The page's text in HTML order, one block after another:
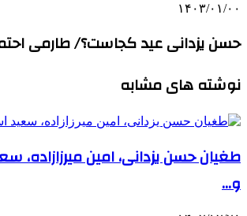
۱۴۰۳/۰۱/۰۰
حسن یزدانی عید کجاست؟/ طارمی
نوشته های مشابه
طغیان حسن یزدانی، امین میرزازاده،
و…